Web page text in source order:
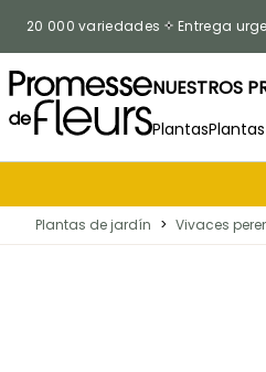
20 000 variedades Entrega
NUESTROS
Plantas
Plantas de jardín > Vivaces